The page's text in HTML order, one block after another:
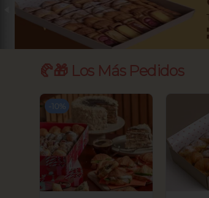
🥐🎁 Los Más Pedidos
10 %